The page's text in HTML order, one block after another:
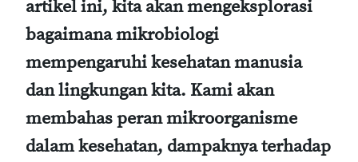
artikel ini, kita akan mengeksplorasi
bagaimana mikrobiologi
mempengaruhi kesehatan manusia
dan lingkungan kita. Kami akan
membahas peran mikroorganisme
dalam kesehatan, dampaknya terhadap